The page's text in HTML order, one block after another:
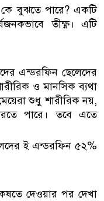
কে বুঝতে পারে? একটি
তীক্ষ্ণ। এটি
এন্ডরফিন ছেলেদের
ও মানসিক ব্যথা
শুধু শারীরিক নয়,
পারে। তবে এতে
ই এন্ডরফিন ৫২%
দেওয়ার পর দেখা